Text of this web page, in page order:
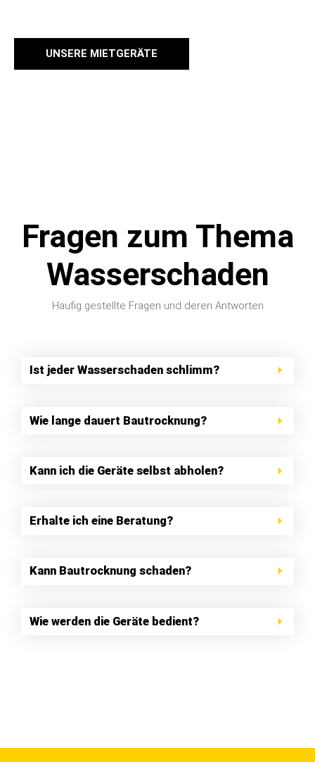
UNSERE MIETGERÄTE
Fragen zum Thema
Wasserschaden
Häufig gestellte Fragen und deren Antworten
Ist jeder Wasserschaden schlimm?
Wie lange dauert Bautrocknung?
Kann ich die Geräte selbst abholen?
Erhalte ich eine Beratung?
Kann Bautrocknung schaden?
Wie werden die Geräte bedient?